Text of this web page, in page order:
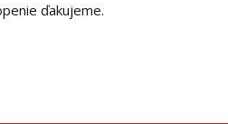
ďakujeme.